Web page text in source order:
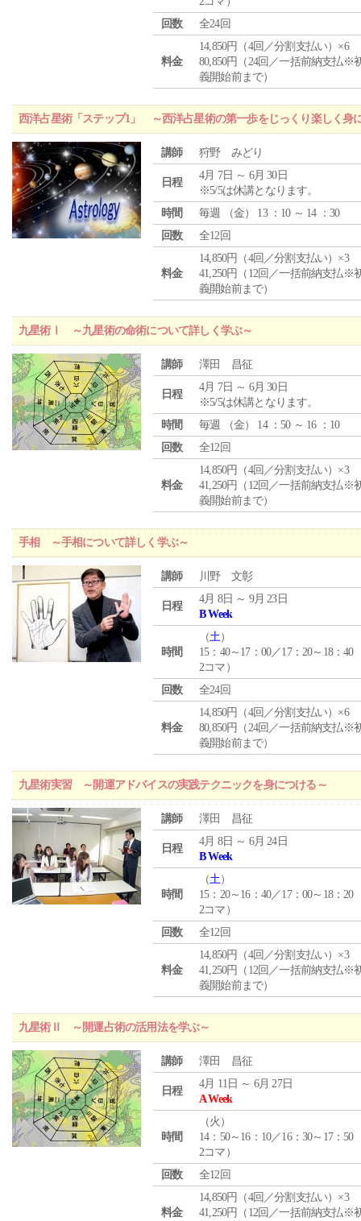
回数
全24回
料金
14,850円（4回／分割支払い）×6
80,850円（24回／一括前納支払※
義開始前まで）
西洋占星術「ステップ1」 ～西洋占星術の第一歩をじっくり楽しく身
講師 狩野 みどり
日程
4月 7日 ～ 6月 30日
※5/5は休講となります。
時間
毎週 （金） 13 ：10 ～ 14 ：30
回数
全12回
料金
14,850円（4回／分割支払い）×3
41,250円（12回／一括前納支払※
義開始前まで）
九星術Ⅰ ～九星術の命術について詳しく学ぶ～
講師 澤田 昌征
日程
4月 7日 ～ 6月 30日
※5/5は休講となります。
時間
毎週 （金） 14 ：50 ～ 16 ：10
回数
全12回
料金
14,850円（4回／分割支払い）×3
41,250円（12回／一括前納支払※
義開始前まで）
手相 ～手相について詳しく学ぶ～
講師 川野 文彰
日程
4月 8日 ～ 9月 23日
B Week
時間
（土）
15：40～17：00／17：20～18：40
2コマ）
回数
全24回
料金
14,850円（4回／分割支払い）×6
80,850円（24回／一括前納支払※
義開始前まで）
九星術実習 ～開運アドバイスの実践テクニックを身につける～
講師 澤田 昌征
日程
4月 8日 ～ 6月 24日
B Week
時間
（土）
15：20～16：40／17：00～18：20
2コマ）
回数
全12回
料金
14,850円（4回／分割支払い）×3
41,250円（12回／一括前納支払※
義開始前まで）
九星術Ⅱ ～開運占術の活用法を学ぶ～
講師 澤田 昌征
日程
4月 11日 ～ 6月 27日
A Week
時間
（火 ）
14：50～16：10／16：30～17：50
2コマ）
回数
全12回
料金
14,850円（4回／分割支払い）×3
41,250円（12回／一括前納支払※